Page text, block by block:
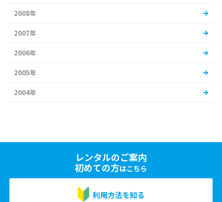
2008年
2007年
2006年
2005年
2004年
レンタルのご案内
初めての方はこちら
利用方法を知る